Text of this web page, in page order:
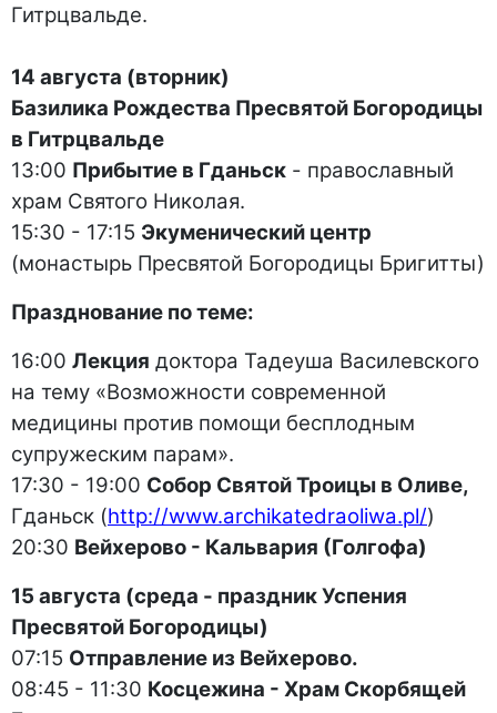
Гитрцвальде.
14 августа (вторник)
Базилика Рождества Пресвятой Богородицы
в Гитрцвальде
13:00 Прибытие в Гданьск - православный
храм Святого Николая.
15:30 - 17:15 Экуменический центр
(монастырь Пресвятой Богородицы Бригитты)
Празднование по теме:
16:00 Лекция доктора Тадеуша Василевского
на тему «Возможности современной
медицины против помощи бесплодным
супружеским парам».
17:30 - 19:00 Собор Святой Троицы в Оливе,
Гданьск (http://www.archikatedraoliwa.pl/)
20:30 Вейхерово - Кальвария (Голгофа)
15 августа (среда - праздник Успения
Пресвятой Богородицы)
07:15 Отправление из Вейхерово.
08:45 - 11:30 Косцежина - Храм Скорбящей